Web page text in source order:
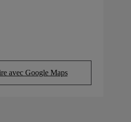
avec Google Maps
(Opens in new tab)